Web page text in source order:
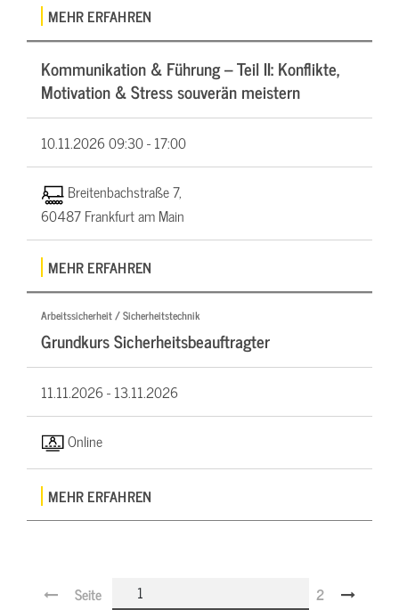
MEHR ERFAHREN
Kommunikation & Führung – Teil II: Konflikte,
Motivation & Stress souverän meistern
10.11.202609:30 - 17:00
Breitenbachstraße 7,
60487 Frankfurt am Main
MEHR ERFAHREN
Arbeitssicherheit / Sicherheitstechnik
Grundkurs Sicherheitsbeauftragter
11.11.2026 -13.11.2026
Online
MEHR ERFAHREN
Seite 2